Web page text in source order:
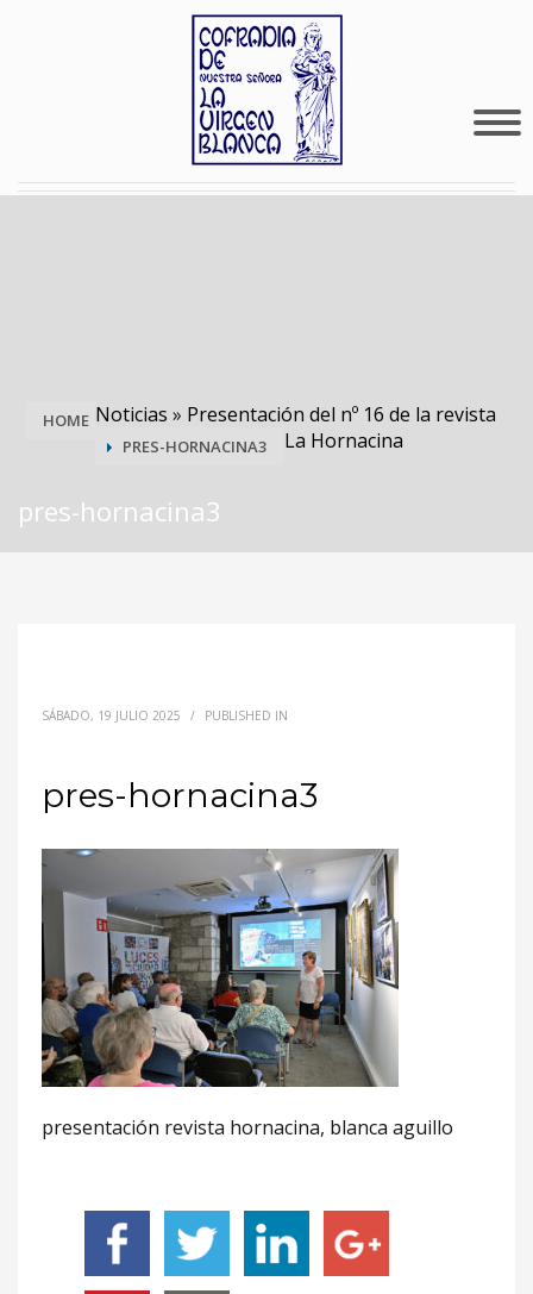
HOME Noticias » Presentación del nº 16 de la revista
La Hornacina
PRES-HORNACINA3
pres-hornacina3
SÁBADO, 19 JULIO 2025 / PUBLISHED IN
pres-hornacina3
presentación revista hornacina, blanca aguillo